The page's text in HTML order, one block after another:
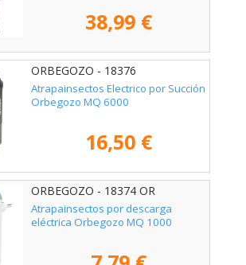
38,99 €
ORBEGOZO - 18376
Atrapainsectos Electrico por Succión
Orbegozo MQ 6000
16,50 €
ORBEGOZO - 18374 OR
Atrapainsectos por descarga
eléctrica Orbegozo MQ 1000